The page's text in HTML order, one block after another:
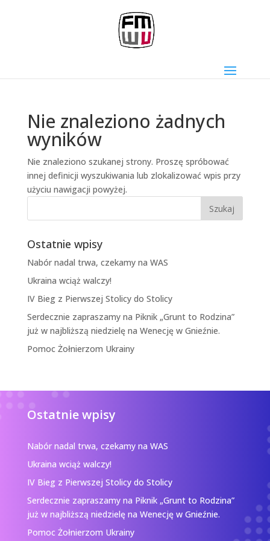
Nie znaleziono żadnych
wyników
Nie znaleziono szukanej strony. Proszę spróbować
innej definicji wyszukiwania lub zlokalizować wpis przy
użyciu nawigacji powyżej.
Szukaj
Ostatnie wpisy
Nabór nadal trwa, czekamy na WAS
Ukraina wciąż walczy!
IV Bieg z Pierwszej Stolicy do Stolicy
Serdecznie zapraszamy na Piknik „Grunt to Rodzina”
już w najbliższą niedzielę na Wenecję w Gnieźnie.
Pomoc Żołnierzom Ukrainy
Ostatnie wpisy
Nabór nadal trwa, czekamy na WAS
Ukraina wciąż walczy!
IV Bieg z Pierwszej Stolicy do Stolicy
Serdecznie zapraszamy na Piknik „Grunt to Rodzina”
już w najbliższą niedzielę na Wenecję w Gnieźnie.
Pomoc Żołnierzom Ukrainy